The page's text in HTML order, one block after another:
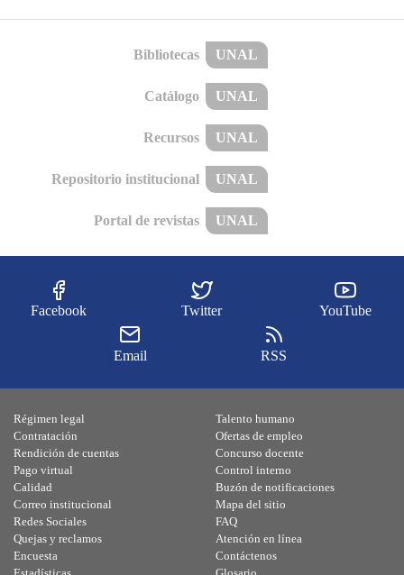
Bibliotecas UNAL
Catálogo UNAL
Recursos UNAL
Repositorio institucional UNAL
Portal de revistas UNAL
Facebook Twitter YouTube
Email RSS
Régimen legal
Contratación
Rendición de cuentas
Pago virtual
Calidad
Talento humano
Ofertas de empleo
Concurso docente
Control interno
Buzón de notificaciones
Correo institucional
Redes Sociales
Quejas y reclamos
Encuesta
Mapa del sitio
FAQ
Atención en línea
Contáctenos